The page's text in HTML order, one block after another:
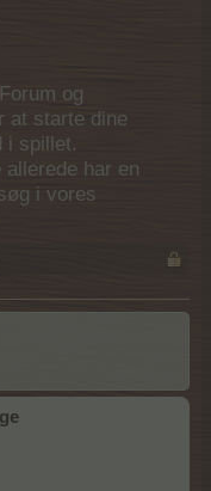
og
at starte dine
i spillet.
har en
i vores